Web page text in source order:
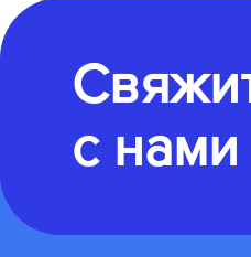
с нами